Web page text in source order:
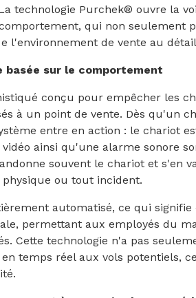
technologie Purchek® ouvre la
qui non seulement
l'environnement de vente au
sur le comportement
conçu pour empêcher les
à un point de vente. Dès qu'un
entre en action : le chariot
ainsi qu'une alarme sonore
souvent le chariot et s'en
ou tout incident.
automatisé, ce qui signifie
permettant aux employés du
Cette technologie n'a pas
temps réel aux vols potentiels,